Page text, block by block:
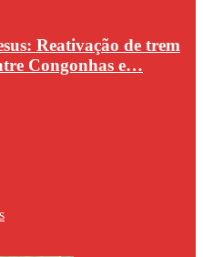
Reativação de trem
Congonhas e…